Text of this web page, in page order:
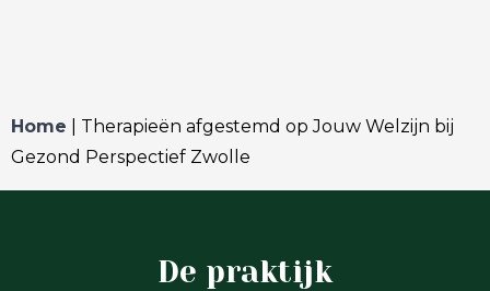
Home
Therapieën afgestemd op Jouw Welzijn bij
Gezond Perspectief Zwolle
De praktijk